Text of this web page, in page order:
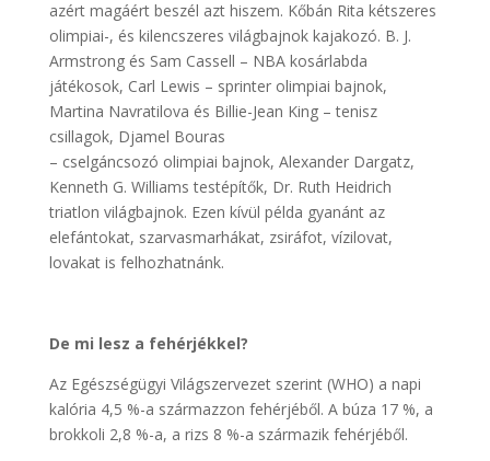
azért magáért beszél azt hiszem. Kőbán Rita kétszeres
olimpiai-, és kilencszeres világbajnok kajakozó. B. J.
Armstrong és Sam Cassell – NBA kosárlabda
játékosok, Carl Lewis – sprinter olimpiai bajnok,
Martina Navratilova és Billie-Jean King – tenisz
csillagok, Djamel Bouras
– cselgáncsozó olimpiai bajnok, Alexander Dargatz,
Kenneth G. Williams testépítők, Dr. Ruth Heidrich
triatlon világbajnok. Ezen kívül példa gyanánt az
elefántokat, szarvasmarhákat, zsiráfot, vízilovat,
lovakat is felhozhatnánk.
De mi lesz a fehérjékkel?
Az Egészségügyi Világszervezet szerint (WHO) a napi
kalória 4,5 %-a származzon fehérjéből. A búza 17 %, a
brokkoli 2,8 %-a, a rizs 8 %-a származik fehérjéből.